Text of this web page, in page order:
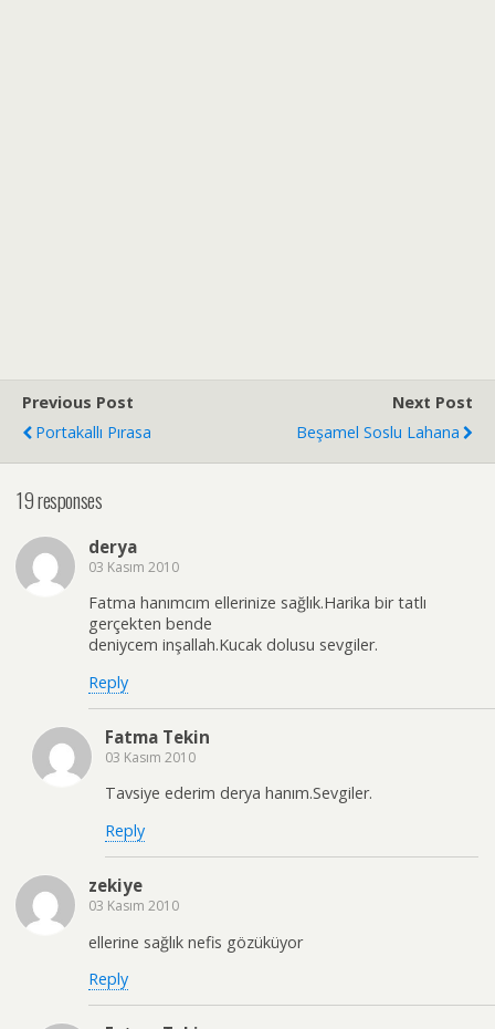
Previous Post
Portakallı Pırasa
Next Post
Beşamel Soslu Lahana
19 responses
derya
03 Kasım 2010
Fatma hanımcım ellerinize sağlık.Harika bir tatlı
gerçekten bende
deniycem inşallah.Kucak dolusu sevgiler.
Reply
Fatma Tekin
03 Kasım 2010
Tavsiye ederim derya hanım.Sevgiler.
Reply
zekiye
03 Kasım 2010
ellerine sağlık nefis gözüküyor
Reply